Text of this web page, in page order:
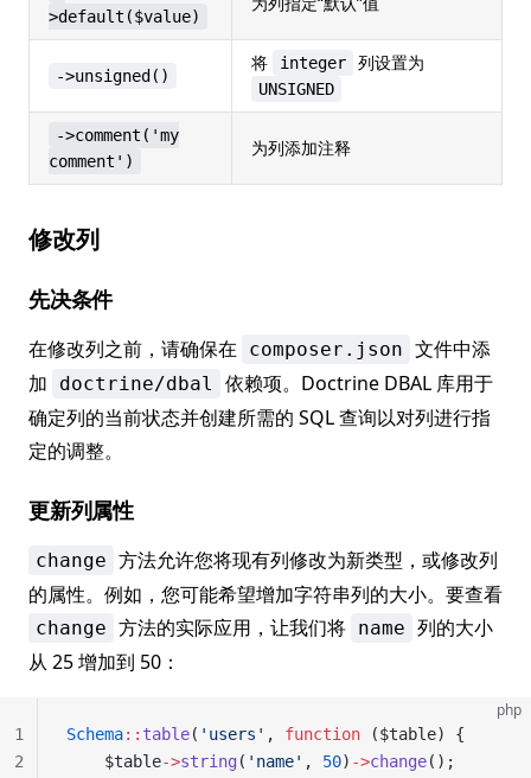
>default($value)
->unsigned()
将 integer 列设置为
UNSIGNED
->comment('my
comment')
为列添加注释
修改列
先决条件
在修改列之前，请确保在 composer.json 文件中添
加
doctrine/dbal
依赖项。Doctrine DBAL 库用于
确定列的当前状态并创建所需的 SQL 查询以对列进行指
定的调整。
更新列属性
change 方法允许您将现有列修改为新类型，或修改列
的属性。例如，您可能希望增加字符串列的大小。要查看
change 方法的实际应用，让我们将 name 列的大小
从 25 增加到 50：
php
Schema:: table( 'users' , function ($table) {
    $table
->string ( 'name' , 50) ->change();
1
2